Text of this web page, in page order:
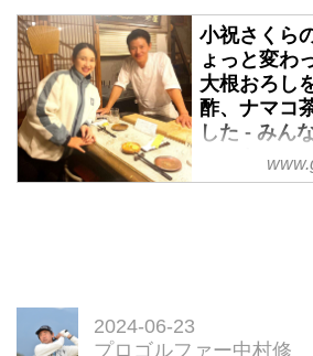
て天然キャラ
ら。そのゴル
ッセイ。第42
メ。ダイエッ
小祝さくら
ょっと変わ
大根おろし
酢、ナマコ
した - みん
2024-06-23
プロゴルファー中村修